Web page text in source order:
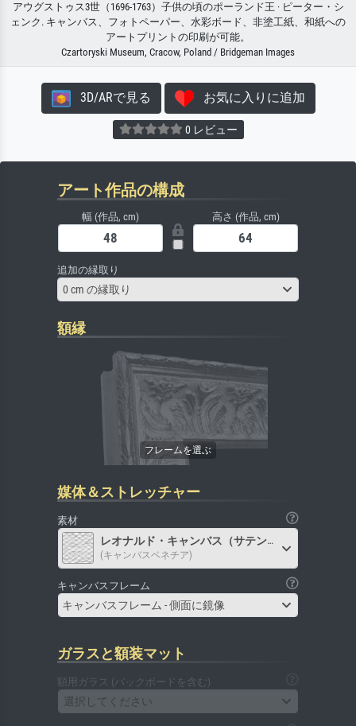
アウグストゥス3世（1696-1763）子供の頃のポーランド王 · ピーター・シ
ェンク. キャンバス、フォトペーパー、水彩ボード、非塗工紙、和紙への
アートプリントの印刷が可能。
Czartoryski Museum, Cracow, Poland / Bridgeman Images
3D/ARで見る お気に入りに追加
0 レビュー
アート作品の構成
幅 (作品, cm) 高さ (作品, cm)
追加の縁取り
0 cm の縁取り
額縁
媒体＆ストレッチャー
素材
レオナルド・キャンバス（サテン）
(キャンバスベネチア)
キャンバスフレーム
キャンバスフレーム - 側面に鏡像
ガラスと額装マット
額用ガラス (バックボードを含む)
選択してください